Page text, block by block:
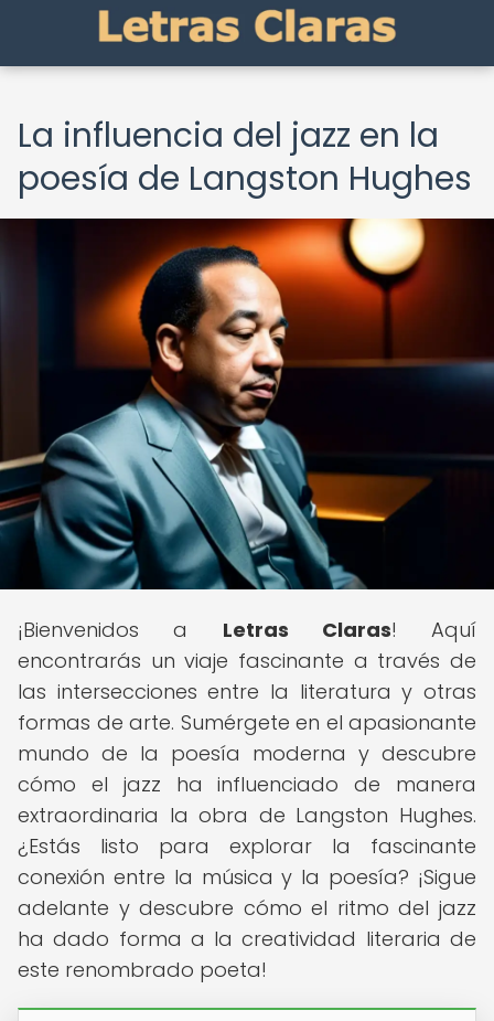
La influencia del jazz en la
poesía de Langston Hughes
¡Bienvenidos a Letras Claras! Aquí
encontrarás un viaje fascinante a través de
las intersecciones entre la literatura y otras
formas de arte. Sumérgete en el apasionante
mundo de la poesía moderna y descubre
cómo el jazz ha influenciado de manera
extraordinaria la obra de Langston Hughes.
¿Estás listo para explorar la fascinante
conexión entre la música y la poesía? ¡Sigue
adelante y descubre cómo el ritmo del jazz
ha dado forma a la creatividad literaria de
este renombrado poeta!